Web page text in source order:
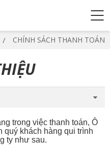
CHÍNH SÁCH THANH TOÁN
trong việc thanh toán, Ô
quý khách hàng qui trình
ty như sau.